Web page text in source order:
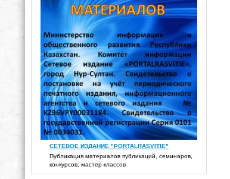
СЕТЕВОЕ ИЗДАНИЕ "PORTALRASVITIE"
Публикация материалов публикаций, семинаров,
конкурсов, мастер-классов